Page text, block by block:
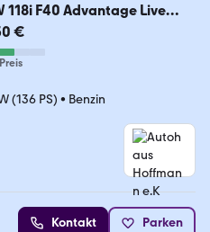
118i F40 Advantage Live
Prof./AHK/LED
€
(136 PS) • Benzin
Kontakt Parken